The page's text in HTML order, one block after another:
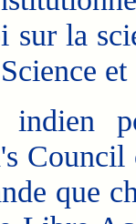
sur la
que